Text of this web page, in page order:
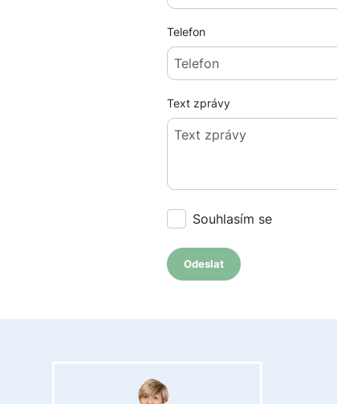
Telefon
Text zprávy
Souhlasím se
Odeslat